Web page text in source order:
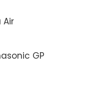
Air
GP